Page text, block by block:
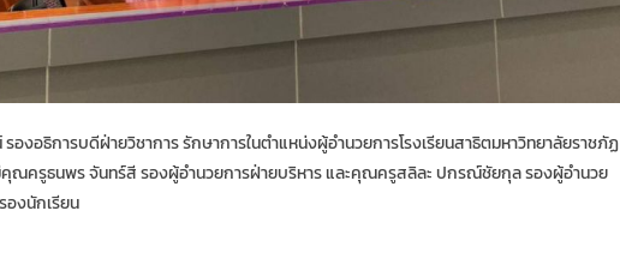
องอธิการบดีฝ่ายวิชาการ รักษาการในตำแหน่งผู้อำนวยการโรงเรียนสาธิตมหาวิทยาลัยราชภัฏ
คุณครูธนพร จันทร์สี รองผู้อำนวยการฝ่ายบริหาร และคุณครูสลิละ ปกรณ์ชัยกุล รองผู้อำนวย
งนักเรียน